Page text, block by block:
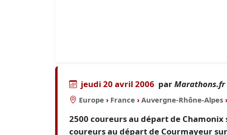
jeudi 20 avril 2006 parMarathons.fr
Europe › France › Auvergne-Rhône-Alpes ›
2500 coureurs au départ de
coureurs au départ de Courmayeur